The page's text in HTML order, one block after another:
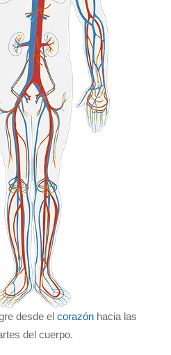
desde elcorazón hacia las
del cuerpo.